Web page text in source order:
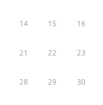
14 15 16
21 22 23
28 29 30